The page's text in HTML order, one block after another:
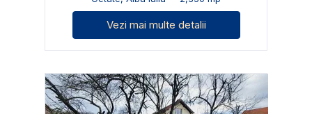
Vezi mai multe detalii